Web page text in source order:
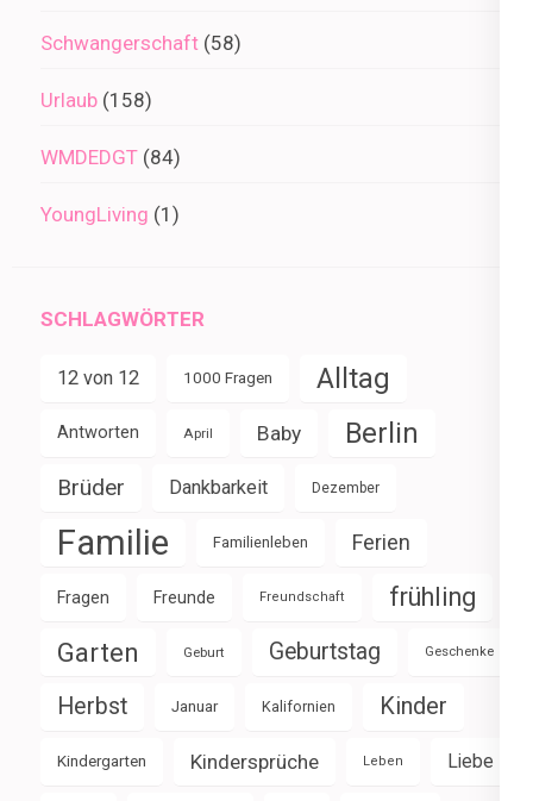
Schwangerschaft (58)
Urlaub (158)
WMDEDGT (84)
YoungLiving (1)
SCHLAGWÖRTER
12 von 12 1000 Fragen Alltag
Antworten April Baby Berlin
Brüder Dankbarkeit Dezember
Familie Familienleben Ferien
Fragen Freunde Freundschaft frühling
Garten Geburt Geburtstag Geschenke
Herbst Januar Kalifornien Kinder
Kindergarten Kindersprüche Leben Liebe